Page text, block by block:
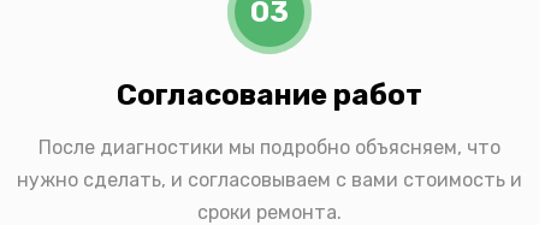
03
Согласование работ
После диагностики мы подробно объясняем, что
нужно сделать, и согласовываем с вами стоимость и
сроки ремонта.